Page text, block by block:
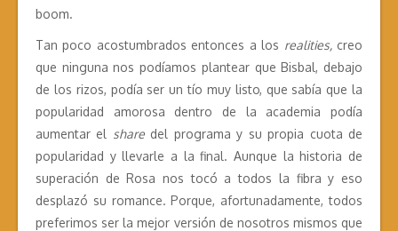
boom.
Tan poco acostumbrados entonces a los realities,creo
que ninguna nos podíamos plantear que Bisbal, debajo
de los rizos, podía ser un tío muy listo, que sabía que la
popularidad amorosa dentro de la academia podía
aumentar el sharedel programa y su propia cuota de
popularidad y llevarle a la final. Aunque la historia de
superación de Rosa nos tocó a todos la fibra y eso
desplazó su romance. Porque, afortunadamente, todos
preferimos ser la mejor versión de nosotros mismos que